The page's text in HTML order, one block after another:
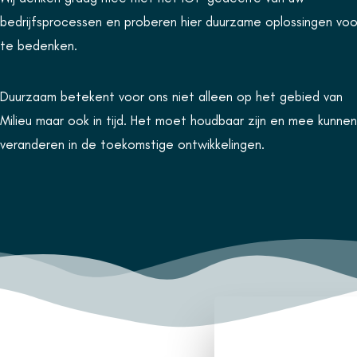
bedrijfsprocessen en proberen hier duurzame oplossingen
te bedenken.
Duurzaam betekent voor ons niet alleen op het gebied van
Milieu maar ook in tijd. Het moet houdbaar zijn en mee kunnen
veranderen in de toekomstige ontwikkelingen.